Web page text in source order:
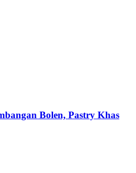
Bolen, Pastry Khas